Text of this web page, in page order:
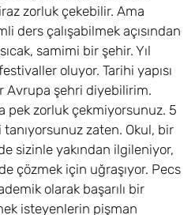
zorluk çekebilir. Ama
ders çalışabilmek açısından
samimi bir şehir. Yıl
oluyor. Tarihi yapısı
Avrupa şehri diyebilirim.
pek zorluk çekmiyorsunuz. 5
zaten. Okul, bir
sizinle yakından ilgileniyor,
çözmek için uğraşıyor. Pecs
olarak başarılı bir
isteyenlerin pişman